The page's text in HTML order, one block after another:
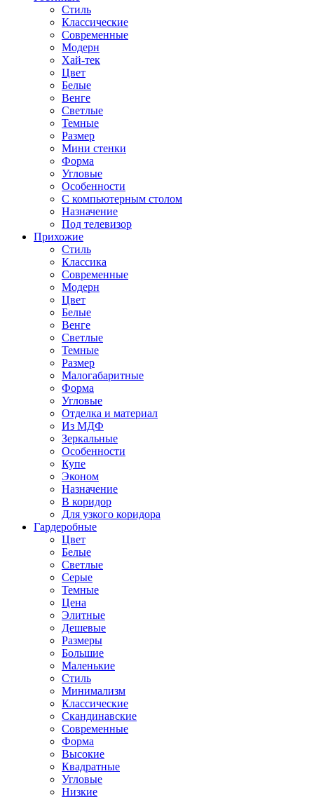
Стиль
Классические
Современные
Модерн
Хай-тек
Цвет
Белые
Венге
Светлые
Темные
Размер
Мини стенки
Форма
Угловые
Особенности
С компьютерным столом
Назначение
Под телевизор
Прихожие
Стиль
Классика
Современные
Модерн
Цвет
Белые
Венге
Светлые
Темные
Размер
Малогабаритные
Форма
Угловые
Отделка и материал
Из МДФ
Зеркальные
Особенности
Купе
Эконом
Назначение
В коридор
Для узкого коридора
Гардеробные
Цвет
Белые
Светлые
Серые
Темные
Цена
Элитные
Дешевые
Размеры
Большие
Маленькие
Стиль
Минимализм
Классические
Скандинавские
Современные
Форма
Высокие
Квадратные
Угловые
Низкие